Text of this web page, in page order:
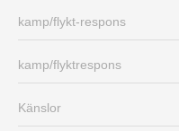
kamp/flykt-respons
kamp/flyktrespons
Känslor